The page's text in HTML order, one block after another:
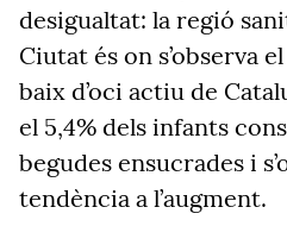
desigualtat: la regió
Ciutat és on s’observa
baix d’oci actiu de
el 5,4% dels infants
begudes ensucrades i
tendència a l’augment.